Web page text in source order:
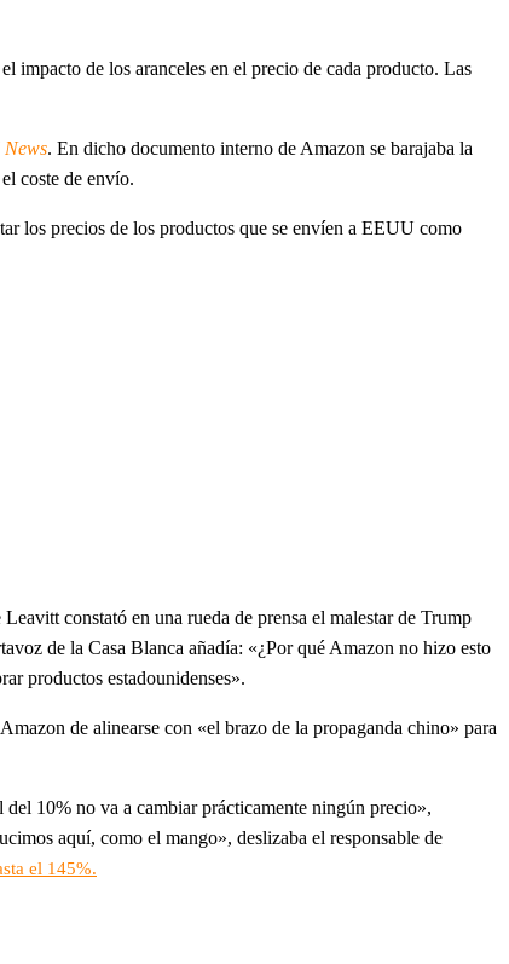
impacto de los aranceles en el precio de cada producto. Las
. En dicho documento interno de Amazon se barajaba la
coste de envío.
los precios de los productos que se envíen a EEUU como
constató en una rueda de prensa el malestar de Trump
de la Casa Blanca añadía: «¿Por qué Amazon no hizo esto
productos estadounidenses».
de alinearse con «el brazo de la propaganda chino» para
10% no va a cambiar prácticamente ningún precio»,
aquí, como el mango», deslizaba el responsable de
el 145%.